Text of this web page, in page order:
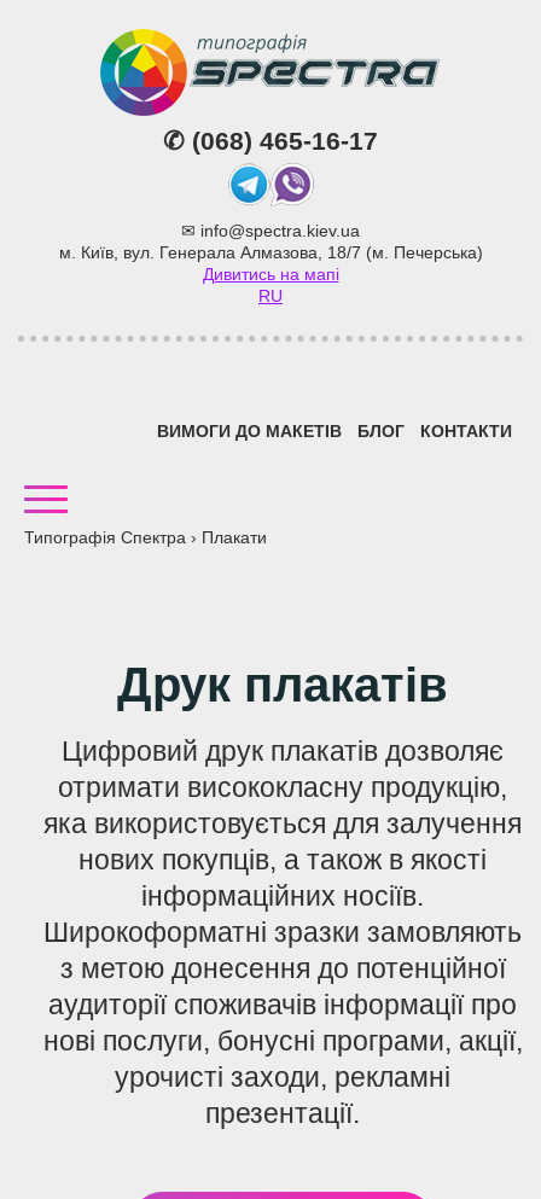
✆ (068) 465-16-17
Telegram
Viber
✉ info@spectra.kiev.ua
м. Київ, вул. Генерала Алмазова, 18/7 (м. Печерська)
Дивитись на мапі
RU
ВИМОГИ ДО МАКЕТІВ БЛОГ КОНТАКТИ
Типографія Спектра › Плакати
Друк плакатів
Цифровий друк плакатів дозволяє
отримати висококласну продукцію,
яка використовується для залучення
нових покупців, а також в якості
інформаційних носіїв.
Широкоформатні зразки замовляють
з метою донесення до потенційної
аудиторії споживачів інформації про
нові послуги, бонусні програми, акції,
урочисті заходи, рекламні
презентації.